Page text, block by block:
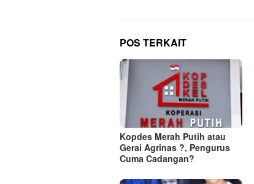
POS TERKAIT
Kopdes Merah Putih atau
Gerai Agrinas ?, Pengurus
Cuma Cadangan?